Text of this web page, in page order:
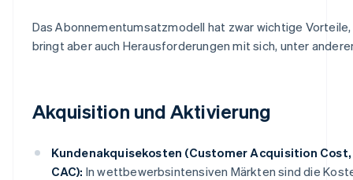
Das Abonnementumsatzmodell hat zwar wichtige Vorteile,
bringt aber auch Herausforderungen mit sich, unter
Akquisition und Aktivierung
Kundenakquisekosten (Customer Acquisition Cost,
CAC): In wettbewerbsintensiven Märkten sind die